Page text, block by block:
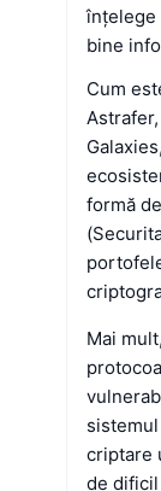
înțelege
bine
Cum
formă
Mai
criptare
de